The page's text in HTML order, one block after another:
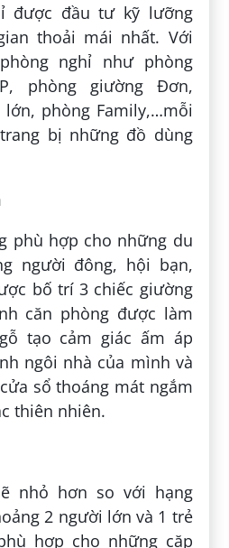
được đầu tư kỹ lưỡng
thoải mái nhất. Với
nghỉ như phòng
phòng giường Đơn,
phòng Family,…mỗi
bị những đồ dùng
phù hợp cho những du
người đông, hội bạn,
bố trí 3 chiếc giường
căn phòng được làm
tạo cảm giác ấm áp
ngôi nhà của mình và
sổ thoáng mát ngắm
thiên nhiên.
nhỏ hơn so với hạng
2 người lớn và 1 trẻ
hợp cho những cặp